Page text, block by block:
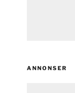
ANNONSER